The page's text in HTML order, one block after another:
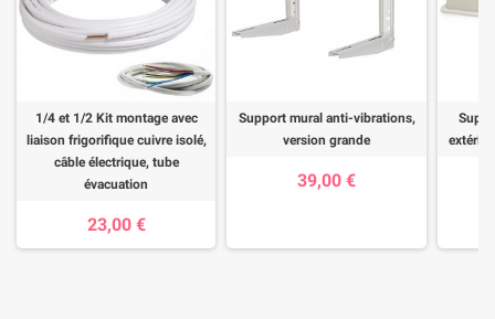
1/4 et 1/2 Kit montage avec
liaison frigorifique cuivre isolé,
câble électrique, tube
évacuation
23,00 €
Support mural anti-vibrations,
version grande
39,00 €